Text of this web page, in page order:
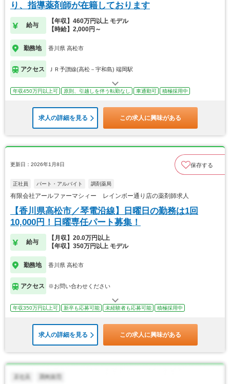
り、指導薬剤師が在籍しております
給与
【年収】460万円以上 モデル
【時給】2,000円～
勤務地 香川県 高松市
アクセス ＪＲ予讃線(高松－宇和島) 端岡駅
年収450万円以上可 原則、引越しを伴う転勤なし 車通勤可 積極採用中
求人の詳細を見る この求人に興味がある
更新日：2026年1月8日 保存する
正社員 パート・アルバイト 調剤薬局
有限会社アールファーマシィー レインボー通り店の薬剤師求人
【香川県高松市／琴電沿線】日曜日の勤務は1回
10,000円！日曜専任パート募集！
給与
【月収】20.0万円以上
【年収】350万円以上 モデル
勤務地 香川県 高松市
アクセス ※お問い合わせください
年収350万円以上可 新卒も応募可能 未経験者も応募可能 積極採用中
求人の詳細を見る この求人に興味がある